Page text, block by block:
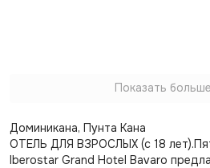
Показать
Доминикана, Пунта Кана
ОТЕЛЬ ДЛЯ ВЗРОСЛЫХ (с 18
Iberostar Grand Hotel Bavaro